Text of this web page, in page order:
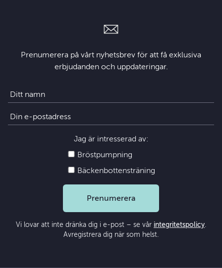
Prenumerera på vårt nyhetsbrev för att få exklusiva
erbjudanden och uppdateringar.
Jag är intresserad av:
Bröstpumpning
Bäckenbottensträning
Prenumerera
Vi lovar att inte dränka dig i e-post – se vår integritetspolicy.
Avregistrera dig när som helst.